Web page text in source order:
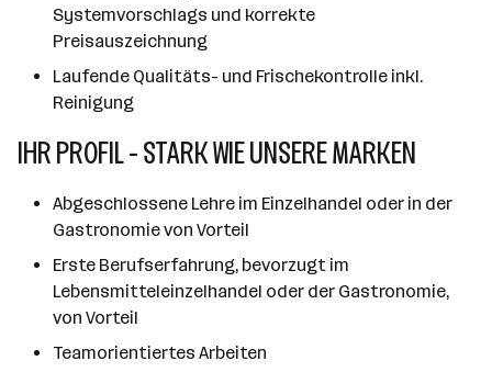
Systemvorschlags und korrekte
Preisauszeichnung
Laufende Qualitäts- und Frischekontrolle inkl.
Reinigung
IHR PROFIL - STARK WIE UNSERE MARKEN
Abgeschlossene Lehre im Einzelhandel oder in der
Gastronomie von Vorteil
Erste Berufserfahrung, bevorzugt im
Lebensmitteleinzelhandel oder der Gastronomie,
von Vorteil
Teamorientiertes Arbeiten